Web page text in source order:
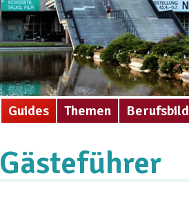
Guides Themen Berufsbild
Gästeführer